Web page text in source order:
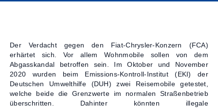
Der Verdacht gegen den Fiat-Chrysler-Konzern (FCA)
erhärtet sich. Vor allem Wohnmobile sollen von dem
Abgasskandal betroffen sein. Im Oktober und November
2020 wurden beim Emissions-Kontroll-Institut (EKI) der
Deutschen Umwelthilfe (DUH) zwei Reisemobile getestet,
welche beide die Grenzwerte im normalen Straßenbetrieb
überschritten. Dahinter könnten illegale